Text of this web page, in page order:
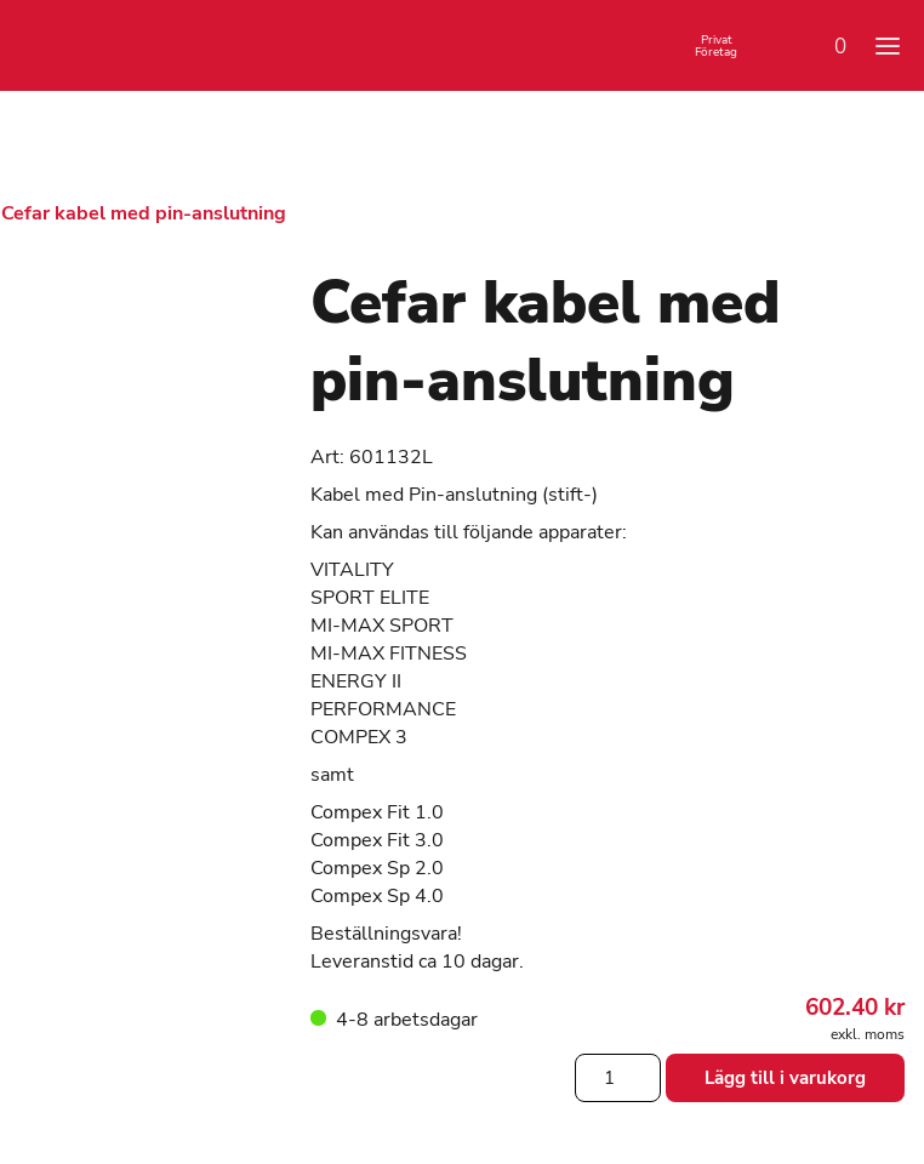
0
Privat
Företag
Cefar kabel med pin-anslutning
Cefar kabel med
pin-anslutning
Art: 601132L
Kabel med Pin-anslutning (stift-)
Kan användas till följande apparater:
VITALITY
SPORT ELITE
MI-MAX SPORT
MI-MAX FITNESS
ENERGY II
PERFORMANCE
COMPEX 3
samt
Compex Fit 1.0
Compex Fit 3.0
Compex Sp 2.0
Compex Sp 4.0
Beställningsvara!
Leveranstid ca 10 dagar.
4-8 arbetsdagar 602.40 kr
exkl. moms
Cefar
kabel
med
Lägg till i varukorg